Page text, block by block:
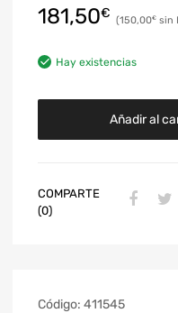
181,50€ 150,00€
Hay existencias
Añadir al
COMPARTE
(0)
Código: 411545